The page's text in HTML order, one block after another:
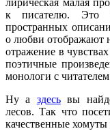
к писателю. Это
пространных
о любви отображают
отражение в
поэтичные
монологи с
Ну а здесьвы
лесов. Так что
качественные